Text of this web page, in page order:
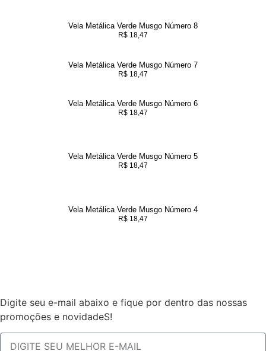
Vela Metálica Verde Musgo Número 8
R$ 18,47
Vela Metálica Verde Musgo Número 7
R$ 18,47
Vela Metálica Verde Musgo Número 6
R$ 18,47
Vela Metálica Verde Musgo Número 5
R$ 18,47
Vela Metálica Verde Musgo Número 4
R$ 18,47
Digite seu e-mail abaixo e fique por dentro das nossas
promoções e novidadeS!